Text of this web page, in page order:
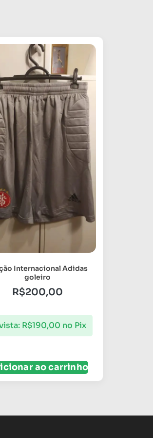
Internacional Adidas
goleiro
R$200,00
R$190,00 no Pix
ao carrinho